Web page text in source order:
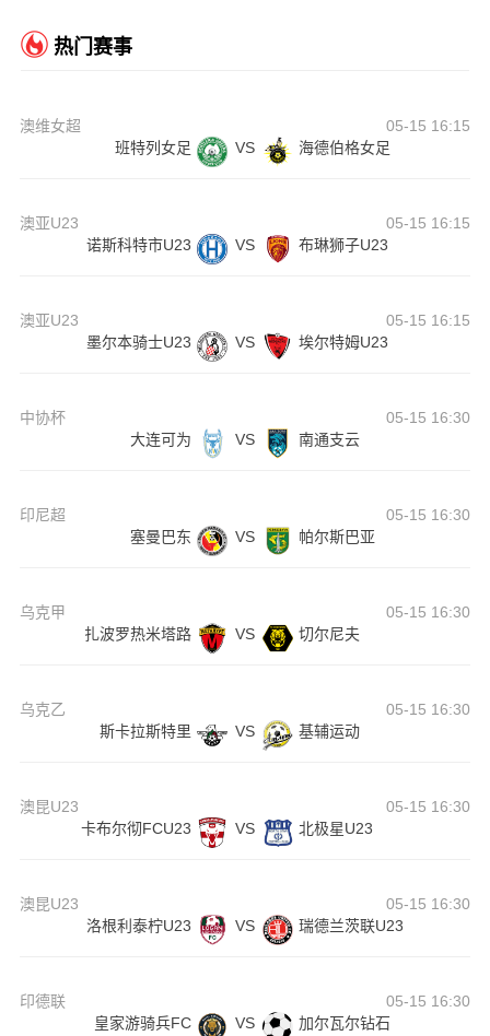
热门赛事
澳维女超
05-15 16:15
班特列女足
VS 海德伯格女足
澳亚U23
05-15 16:15
诺斯科特市U23
VS 布琳狮子U23
澳亚U23
05-15 16:15
墨尔本骑士U23
VS 埃尔特姆U23
中协杯
05-15 16:30
大连可为
VS 南通支云
印尼超
05-15 16:30
塞曼巴东
VS 帕尔斯巴亚
乌克甲
05-15 16:30
扎波罗热米塔路
VS 切尔尼夫
乌克乙
05-15 16:30
斯卡拉斯特里
VS 基辅运动
澳昆U23
05-15 16:30
卡布尔彻FCU23
VS 北极星U23
澳昆U23
05-15 16:30
洛根利泰柠U23
VS 瑞德兰茨联U23
印德联
05-15 16:30
皇家游骑兵FC
VS 加尔瓦尔钻石